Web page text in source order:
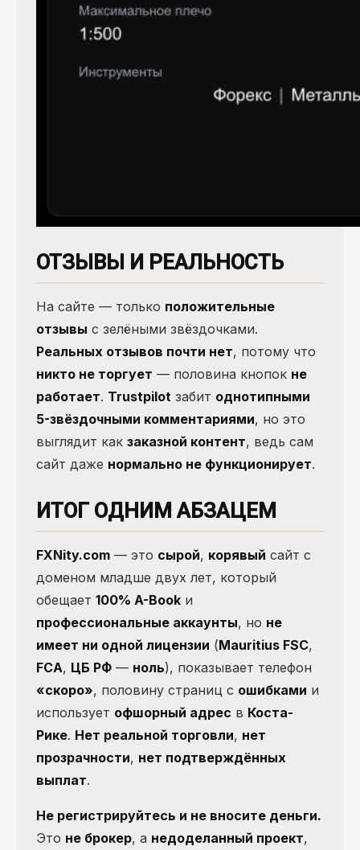
ОТЗЫВЫ И РЕАЛЬНОСТЬ
На сайте — только положительные
отзывы с зелёными звёздочками.
Реальных отзывов почти нет, потому что
никто не торгует — половина кнопок не
работает. Trustpilot забит однотипными
5-звёздочными комментариями, но это
выглядит как заказной контент, ведь сам
сайт даже нормально не функционирует.
ИТОГ ОДНИМ АБЗАЦЕМ
FXNity.com — это сырой, корявый сайт с
доменом младше двух лет, который
обещает 100% A-Book и
профессиональные аккаунты, но не
имеет ни одной лицензии (Mauritius FSC,
FCA, ЦБ РФ — ноль), показывает телефон
«скоро», половину страниц с ошибками и
использует офшорный адрес в Коста-
Рике. Нет реальной торговли, нет
прозрачности, нет подтверждённых
выплат.
Не регистрируйтесь и не вносите деньги.
Это не брокер, а недоделанный проект,